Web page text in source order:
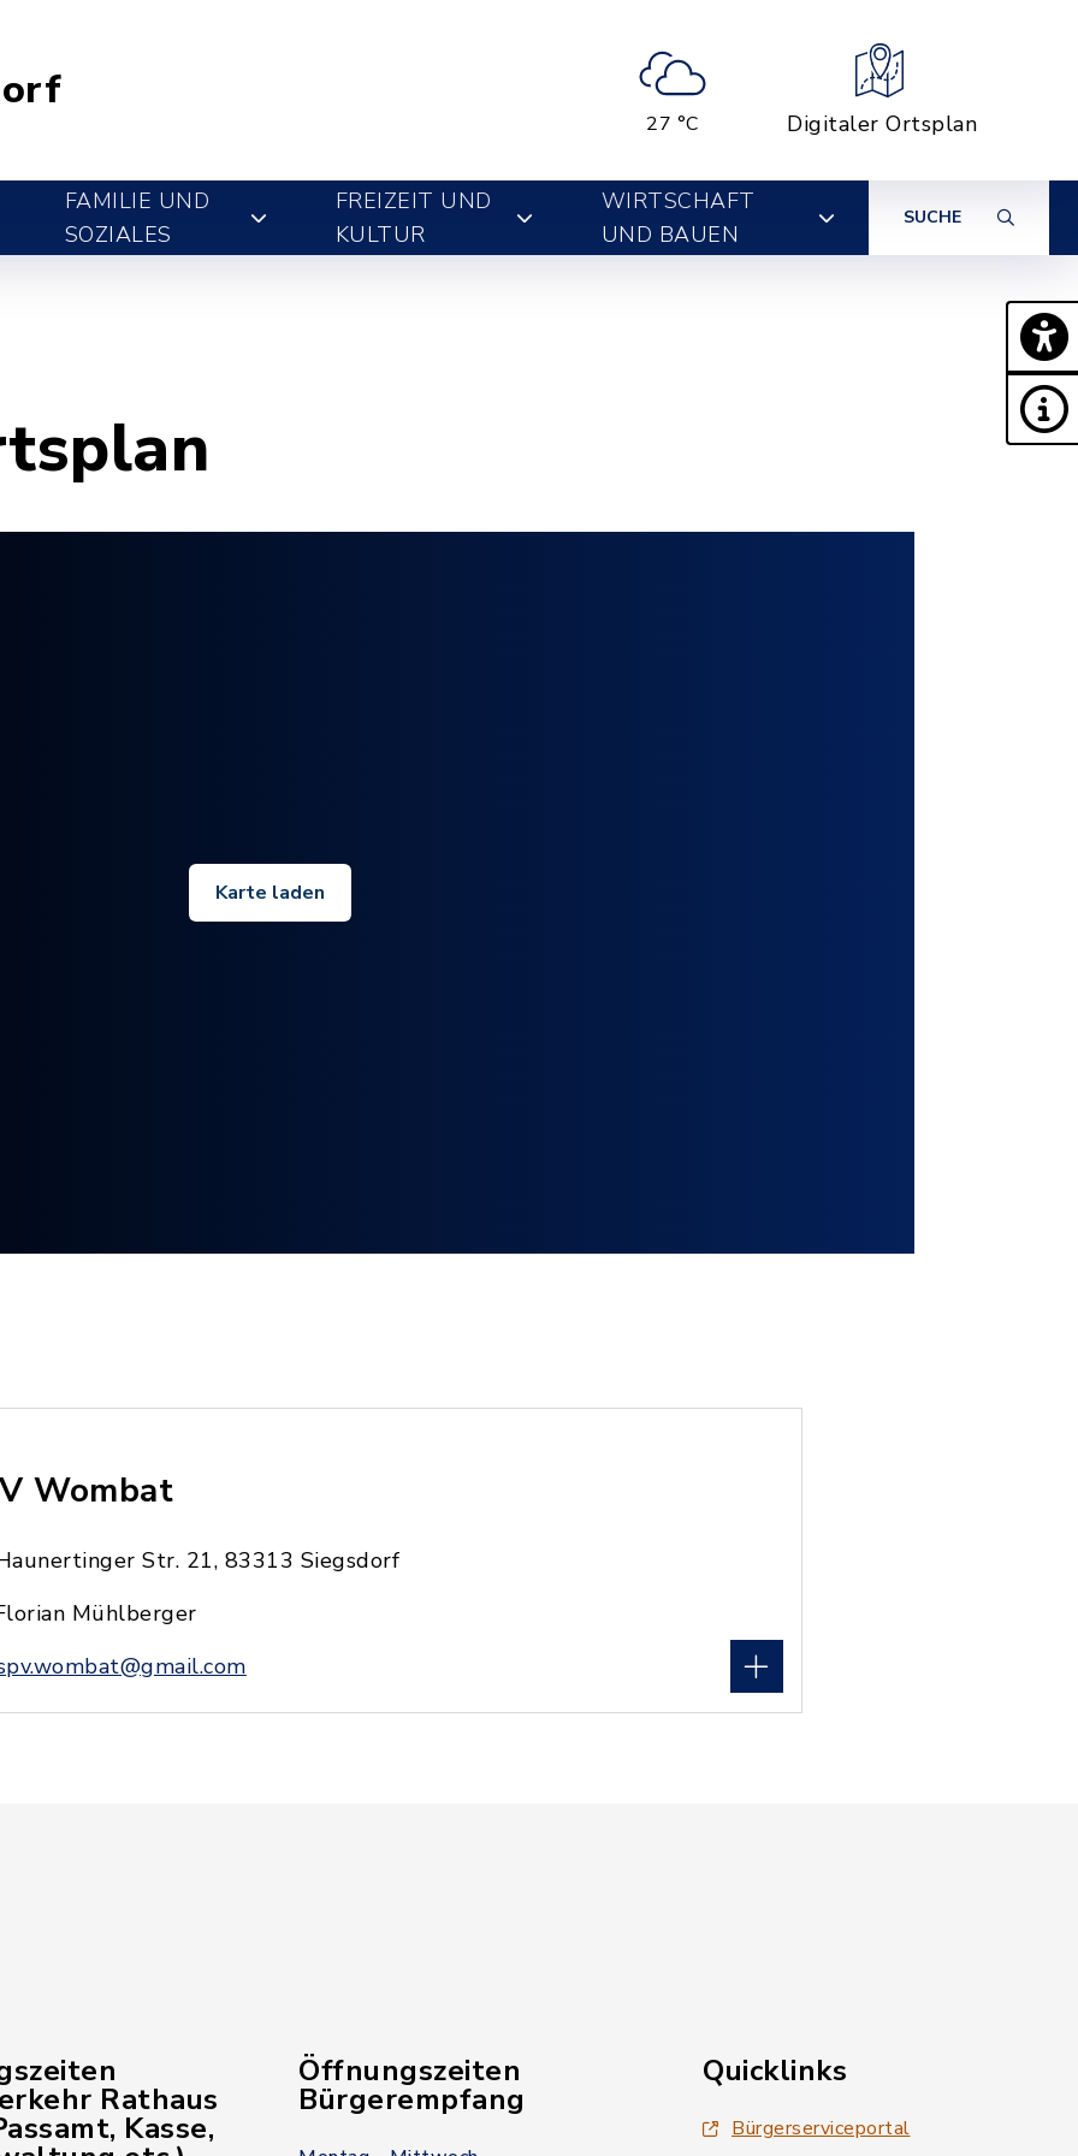
27 °C Digitaler Ortsplan
FAMILIE UND
SOZIALES
FREIZEIT UND
KULTUR
WIRTSCHAFT
UND BAUEN
SUCHE
Karte laden
Wombat
Str. 21, 83313 Siegsdorf
Mühlberger
Rathaus
Kasse,
Öffnungszeiten
Bürgerempfang
Quicklinks
Bürgerserviceportal